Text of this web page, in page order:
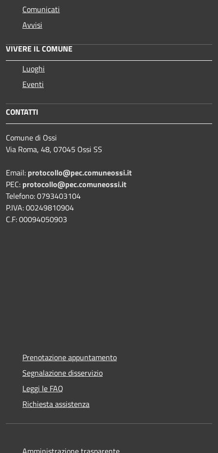
Comunicati
Avvisi
VIVERE IL COMUNE
Luoghi
Eventi
CONTATTI
Comune di Ossi
Via Roma, 48, 07045 Ossi SS
Email: protocollo@pec.comuneossi.it
PEC: protocollo@pec.comuneossi.it
Telefono: 0793403104
P.IVA: 00249810904
C.F: 00094050903
Prenotazione appuntamento
Segnalazione disservizio
Leggi le FAQ
Richiesta assistenza